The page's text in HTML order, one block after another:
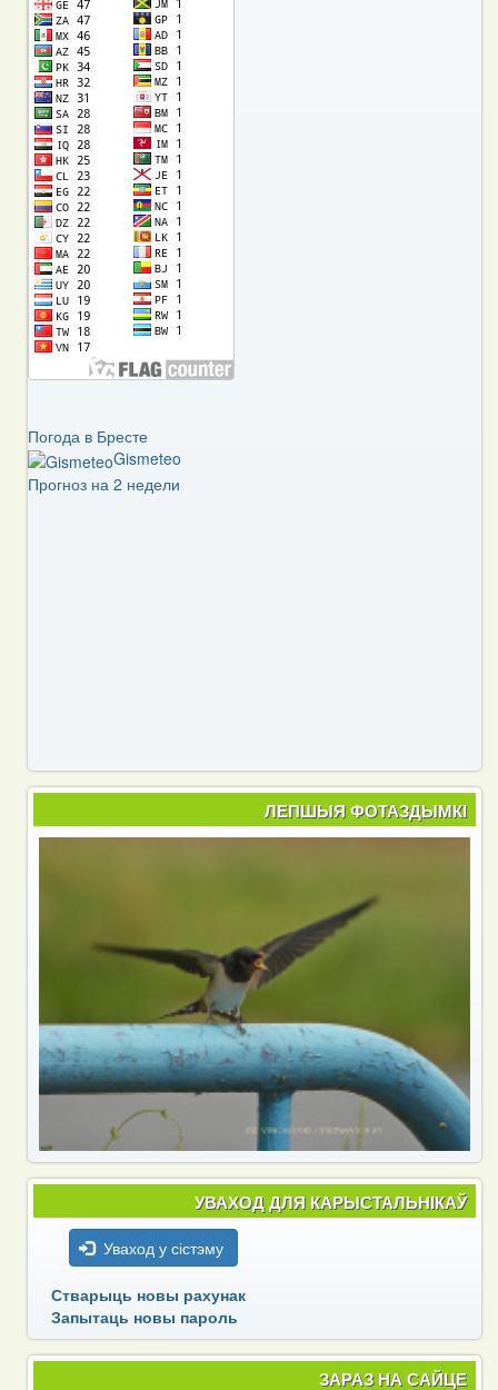
Погода в Бресте
Gismeteo
Прогноз на 2 недели
ЛЕПШЫЯ ФОТАЗДЫМКІ
УВАХОД ДЛЯ КАРЫСТАЛЬНІКАЎ
Уваход у сістэму
Стварыць новы рахунак
Запытаць новы пароль
ЗАРАЗ НА САЙЦЕ